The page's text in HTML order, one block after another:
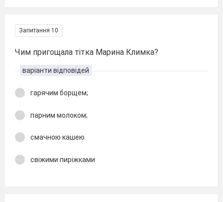
Запитання 10
Чим пригощала тітка Марина Климка?
варіанти відповідей
гарячим борщем;
парним молоком;
смачною кашею
свіжими пиріжками